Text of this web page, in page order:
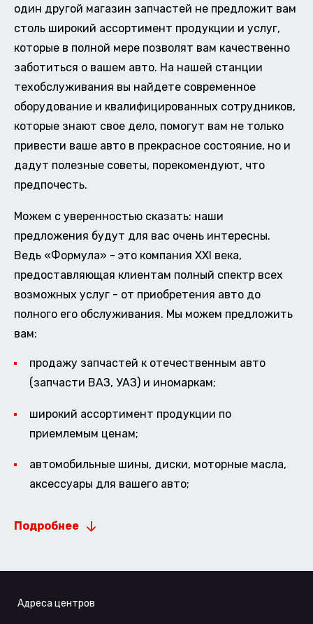
один другой магазин запчастей не предложит вам
столь широкий ассортимент продукции и услуг,
которые в полной мере позволят вам качественно
заботиться о вашем авто. На нашей станции
техобслуживания вы найдете современное
оборудование и квалифицированных сотрудников,
которые знают свое дело, помогут вам не только
привести ваше авто в прекрасное состояние, но и
дадут полезные советы, порекомендуют, что
предпочесть.
Можем с уверенностью сказать: наши
предложения будут для вас очень интересны.
Ведь «Формула» - это компания XXI века,
предоставляющая клиентам полный спектр всех
возможных услуг - от приобретения авто до
полного его обслуживания. Мы можем предложить
вам:
продажу запчастей к отечественным авто
(запчасти ВАЗ, УАЗ) и иномаркам;
широкий ассортимент продукции по
приемлемым ценам;
автомобильные шины, диски, моторные масла,
аксессуары для вашего авто;
Подробнее
Адреса центров